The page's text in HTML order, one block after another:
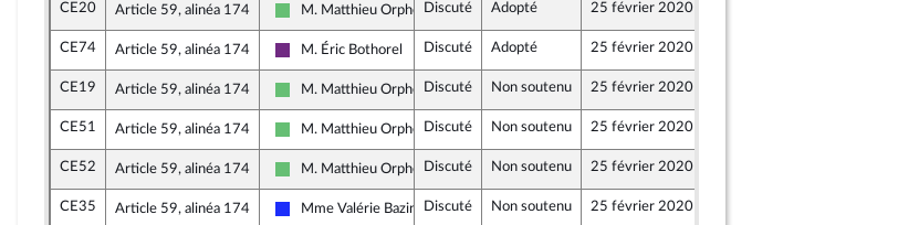
CE20 Article 59, alinéa 174
Libertés et Territoires
M. Matthieu OrphelinDiscuté Adopté 25 février 2020
CE74 Article 59, alinéa 174
La République en Marche
M. Éric Bothorel Discuté Adopté 25 février 2020
CE19 Article 59, alinéa 174
Libertés et Territoires
M. Matthieu OrphelinDiscuté Non soutenu 25 février 2020
CE51 Article 59, alinéa 174
Libertés et Territoires
M. Matthieu OrphelinDiscuté Non soutenu 25 février 2020
CE52 Article 59, alinéa 174
Libertés et Territoires
M. Matthieu OrphelinDiscuté Non soutenu 25 février 2020
CE35 Article 59, alinéa 174
Les Républicains
Mme Valérie Bazin-Malgras
Discuté Non soutenu 25 février 2020